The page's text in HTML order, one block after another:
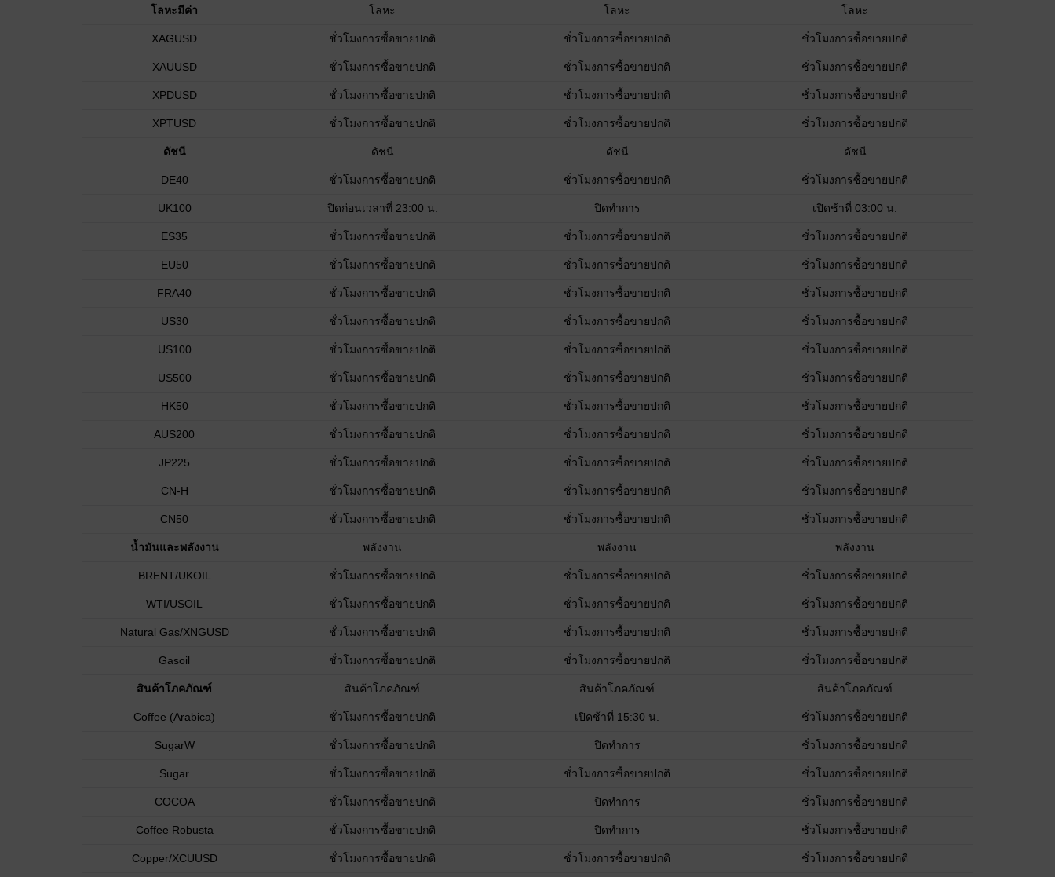
โลหะมีค่า โลหะ โลหะ โลหะ
XAGUSD ชั่วโมงการซื้อขายปกติ ชั่วโมงการซื้อขายปกติ ชั่วโมงการซื้อขายปกติ
XAUUSD ชั่วโมงการซื้อขายปกติ ชั่วโมงการซื้อขายปกติ ชั่วโมงการซื้อขายปกติ
XPDUSD ชั่วโมงการซื้อขายปกติ ชั่วโมงการซื้อขายปกติ ชั่วโมงการซื้อขายปกติ
XPTUSD ชั่วโมงการซื้อขายปกติ ชั่วโมงการซื้อขายปกติ ชั่วโมงการซื้อขายปกติ
ดัชนี ดัชนี ดัชนี ดัชนี
DE40 ชั่วโมงการซื้อขายปกติ ชั่วโมงการซื้อขายปกติ ชั่วโมงการซื้อขายปกติ
UK100 ปิดก่อนเวลาที่ 23:00 น. ปิดทำการ เปิดช้าที่ 03:00 น.
ES35 ชั่วโมงการซื้อขายปกติ ชั่วโมงการซื้อขายปกติ ชั่วโมงการซื้อขายปกติ
EU50 ชั่วโมงการซื้อขายปกติ ชั่วโมงการซื้อขายปกติ ชั่วโมงการซื้อขายปกติ
FRA40 ชั่วโมงการซื้อขายปกติ ชั่วโมงการซื้อขายปกติ ชั่วโมงการซื้อขายปกติ
US30 ชั่วโมงการซื้อขายปกติ ชั่วโมงการซื้อขายปกติ ชั่วโมงการซื้อขายปกติ
US100 ชั่วโมงการซื้อขายปกติ ชั่วโมงการซื้อขายปกติ ชั่วโมงการซื้อขายปกติ
US500 ชั่วโมงการซื้อขายปกติ ชั่วโมงการซื้อขายปกติ ชั่วโมงการซื้อขายปกติ
HK50 ชั่วโมงการซื้อขายปกติ ชั่วโมงการซื้อขายปกติ ชั่วโมงการซื้อขายปกติ
AUS200 ชั่วโมงการซื้อขายปกติ ชั่วโมงการซื้อขายปกติ ชั่วโมงการซื้อขายปกติ
JP225 ชั่วโมงการซื้อขายปกติ ชั่วโมงการซื้อขายปกติ ชั่วโมงการซื้อขายปกติ
CN-H ชั่วโมงการซื้อขายปกติ ชั่วโมงการซื้อขายปกติ ชั่วโมงการซื้อขายปกติ
CN50 ชั่วโมงการซื้อขายปกติ ชั่วโมงการซื้อขายปกติ ชั่วโมงการซื้อขายปกติ
น้ำมันและพลังงาน พลังงาน พลังงาน พลังงาน
BRENT/UKOIL ชั่วโมงการซื้อขายปกติ ชั่วโมงการซื้อขายปกติ ชั่วโมงการซื้อขายปกติ
WTI/USOIL ชั่วโมงการซื้อขายปกติ ชั่วโมงการซื้อขายปกติ ชั่วโมงการซื้อขายปกติ
Natural Gas/XNGUSD ชั่วโมงการซื้อขายปกติ ชั่วโมงการซื้อขายปกติ ชั่วโมงการซื้อขายปกติ
Gasoil ชั่วโมงการซื้อขายปกติ ชั่วโมงการซื้อขายปกติ ชั่วโมงการซื้อขายปกติ
สินค้าโภคภัณฑ์ สินค้าโภคภัณฑ์ สินค้าโภคภัณฑ์ สินค้าโภคภัณฑ์
Coffee (Arabica) ชั่วโมงการซื้อขายปกติ เปิดช้าที่ 15:30 น. ชั่วโมงการซื้อขายปกติ
SugarW ชั่วโมงการซื้อขายปกติ ปิดทำการ ชั่วโมงการซื้อขายปกติ
Sugar ชั่วโมงการซื้อขายปกติ ชั่วโมงการซื้อขายปกติ ชั่วโมงการซื้อขายปกติ
COCOA ชั่วโมงการซื้อขายปกติ ปิดทำการ ชั่วโมงการซื้อขายปกติ
Coffee Robusta ชั่วโมงการซื้อขายปกติ ปิดทำการ ชั่วโมงการซื้อขายปกติ
Copper/XCUUSD ชั่วโมงการซื้อขายปกติ ชั่วโมงการซื้อขายปกติ ชั่วโมงการซื้อขายปกติ